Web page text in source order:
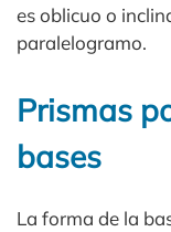
es oblicuo o
paralelogramo.
Prismas
bases
La forma de la